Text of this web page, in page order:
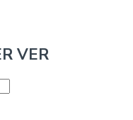
VER